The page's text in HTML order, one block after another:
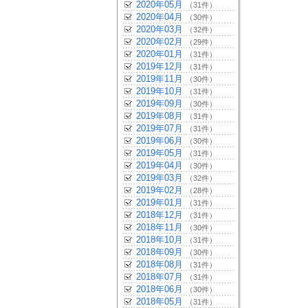
2020年05月 （31件）
2020年04月 （30件）
2020年03月 （32件）
2020年02月 （29件）
2020年01月 （31件）
2019年12月 （31件）
2019年11月 （30件）
2019年10月 （31件）
2019年09月 （30件）
2019年08月 （31件）
2019年07月 （31件）
2019年06月 （30件）
2019年05月 （31件）
2019年04月 （30件）
2019年03月 （32件）
2019年02月 （28件）
2019年01月 （31件）
2018年12月 （31件）
2018年11月 （30件）
2018年10月 （31件）
2018年09月 （30件）
2018年08月 （31件）
2018年07月 （31件）
2018年06月 （30件）
2018年05月 （31件）